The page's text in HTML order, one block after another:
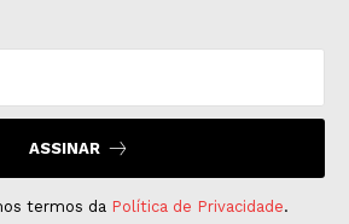
ASSINAR
termos da Política de Privacidade.